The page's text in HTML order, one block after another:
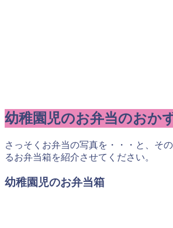
幼稚園児のお弁当のおか
さっそくお弁当の写真を・・・と、そ
るお弁当箱を紹介させてください。
幼稚園児のお弁当箱